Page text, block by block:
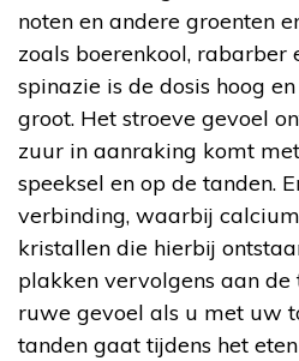
noten en andere groenten
zoals boerenkool, rabarber
spinazie is de dosis hoog
groot. Het stroeve gevoel
zuur in aanraking komt
speeksel en op de tanden.
verbinding, waarbij
kristallen die hierbij
plakken vervolgens aan de
ruwe gevoel als u met uw
tanden gaat tijdens het